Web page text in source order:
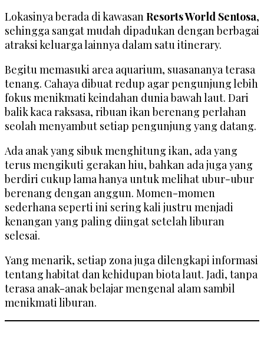
Lokasinya berada di kawasanResorts World Sentosa,
sehingga sangat mudah dipadukan dengan berbagai
atraksi keluarga lainnya dalam satu itinerary.
Begitu memasuki area aquarium, suasananya terasa
tenang. Cahaya dibuat redup agar pengunjung lebih
fokus menikmati keindahan dunia bawah laut. Dari
balik kaca raksasa, ribuan ikan berenang perlahan
seolah menyambut setiap pengunjung yang datang.
Ada anak yang sibuk menghitung ikan, ada yang
terus mengikuti gerakan hiu, bahkan ada juga yang
berdiri cukup lama hanya untuk melihat ubur-ubur
berenang dengan anggun. Momen-momen
sederhana seperti ini sering kali justru menjadi
kenangan yang paling diingat setelah liburan
selesai.
Yang menarik, setiap zona juga dilengkapi informasi
tentang habitat dan kehidupan biota laut. Jadi, tanpa
terasa anak-anak belajar mengenal alam sambil
menikmati liburan.